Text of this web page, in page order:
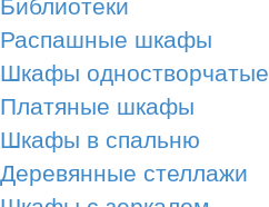
Распашные шкафы
Шкафы одностворчатые
Платяные шкафы
Шкафы в спальню
Деревянные стеллажи